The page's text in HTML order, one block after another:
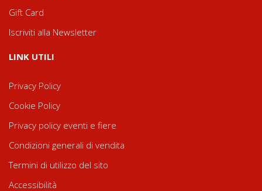
Gift Card
Iscriviti alla Newsletter
LINK UTILI
Privacy Policy
Cookie Policy
Privacy policy eventi e fiere
Condizioni generali di vendita
Termini di utilizzo del sito
Accessibilità